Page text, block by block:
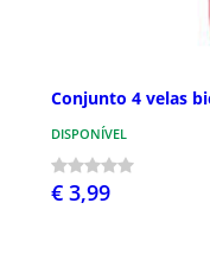
Conjunto 4 velas
DISPONÍVEL
€ 3,99